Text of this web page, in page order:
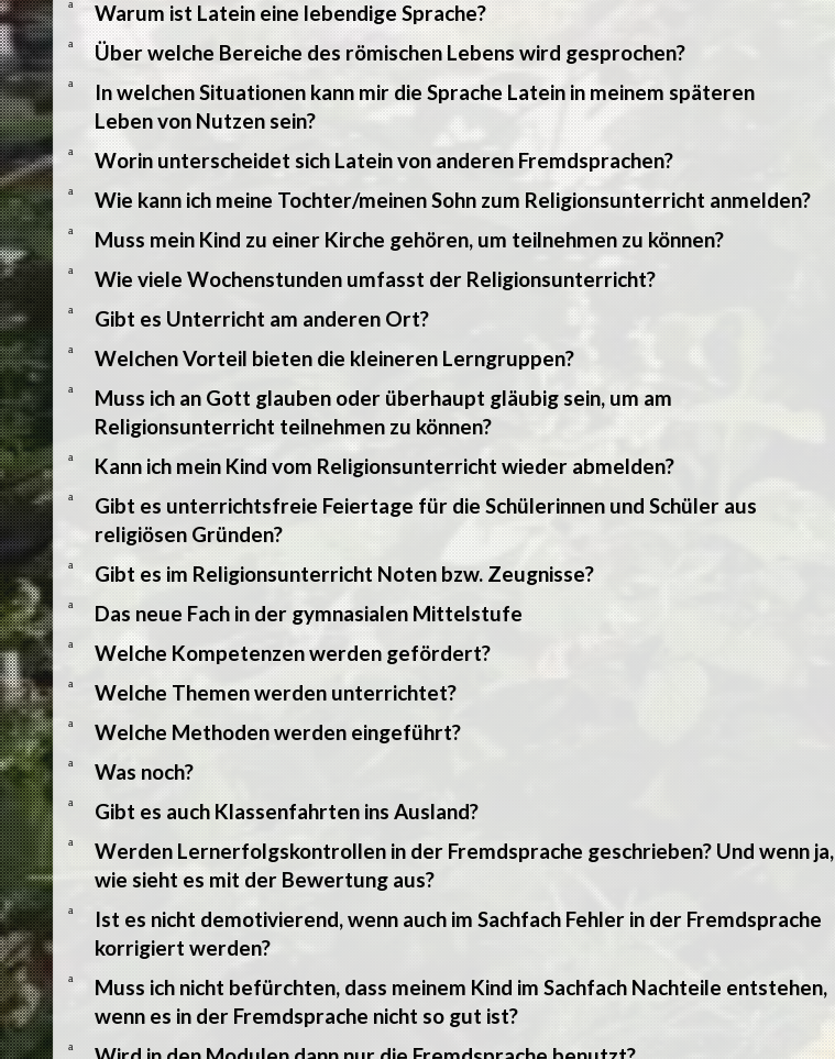
a Warum ist Latein eine lebendige Sprache?
a Über welche Bereiche des römischen Lebens wird gesprochen?
a
In welchen Situationen kann mir die Sprache Latein in meinem späteren
Leben von Nutzen sein?
a Worin unterscheidet sich Latein von anderen Fremdsprachen?
a Wie kann ich meine Tochter/meinen Sohn zum Religionsunterricht anmelden?
a Muss mein Kind zu einer Kirche gehören, um teilnehmen zu können?
a Wie viele Wochenstunden umfasst der Religionsunterricht?
a Gibt es Unterricht am anderen Ort?
a Welchen Vorteil bieten die kleineren Lerngruppen?
a
Muss ich an Gott glauben oder überhaupt gläubig sein, um am
Religionsunterricht teilnehmen zu können?
a Kann ich mein Kind vom Religionsunterricht wieder abmelden?
a
Gibt es unterrichtsfreie Feiertage für die Schülerinnen und Schüler aus
religiösen Gründen?
a Gibt es im Religionsunterricht Noten bzw. Zeugnisse?
a Das neue Fach in der gymnasialen Mittelstufe
a Welche Kompetenzen werden gefördert?
a Welche Themen werden unterrichtet?
a Welche Methoden werden eingeführt?
a Was noch?
a Gibt es auch Klassenfahrten ins Ausland?
a
Werden Lernerfolgskontrollen in der Fremdsprache geschrieben? Und wenn ja,
wie sieht es mit der Bewertung aus?
a
Ist es nicht demotivierend, wenn auch im Sachfach Fehler in der Fremdsprache
korrigiert werden?
a
Muss ich nicht befürchten, dass meinem Kind im Sachfach Nachteile entstehen,
wenn es in der Fremdsprache nicht so gut ist?
a